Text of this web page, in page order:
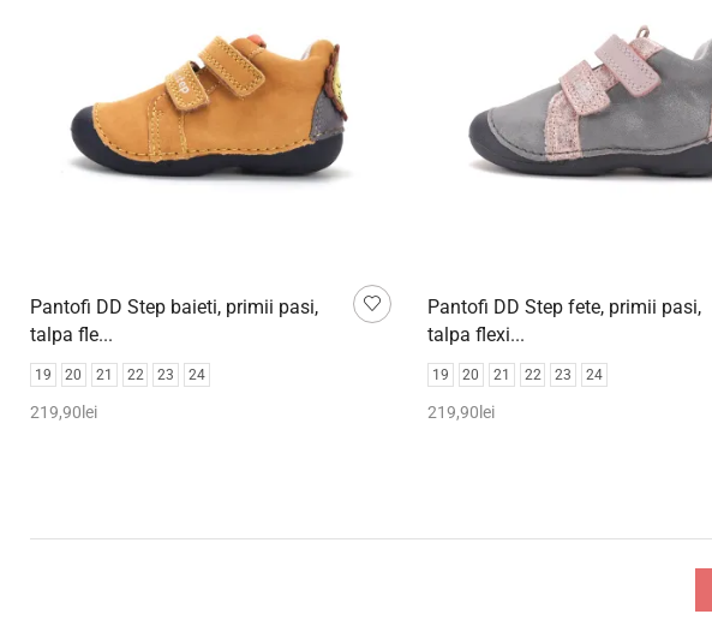
Pantofi DD Step baieti, primii pasi,
talpa fle...
19 20 21 22 23 24
219,90 lei
Pantofi DD Step fete, primii pasi,
talpa flexi...
19 20 21 22 23 24
219,90 lei